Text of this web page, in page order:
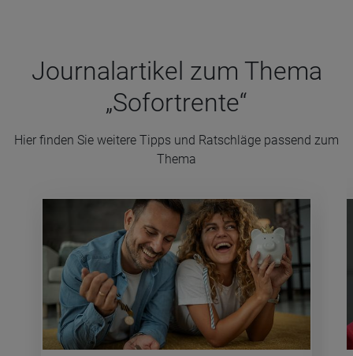
Jour­nal­ar­ti­kel zum Thema
„Sofort­rente“
Hier finden Sie weitere Tipps und Ratschläge passend zum
Thema